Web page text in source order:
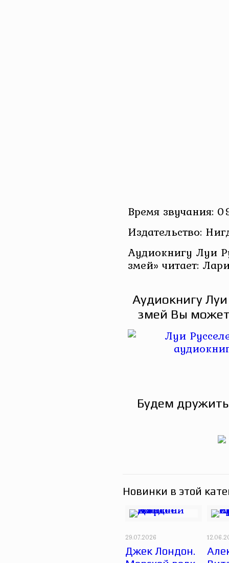
Время звучания:
Издательство:
Аудиокнигу Луи
змей» читает:
Аудиокнигу
змей Вы
Будем
Новинки в этой
29.07.2026
Джек Лондон.